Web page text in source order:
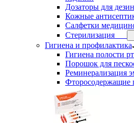
Дозаторы для
Кожные
Салфетки
Стерилизация
Гигиена и профилактика
Гигиена полости
Порошок для
Реминерализация
Фторосодержащие